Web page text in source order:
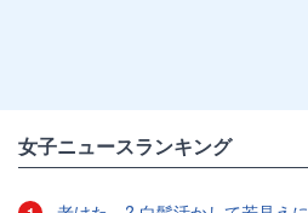
女子ニュースランキング